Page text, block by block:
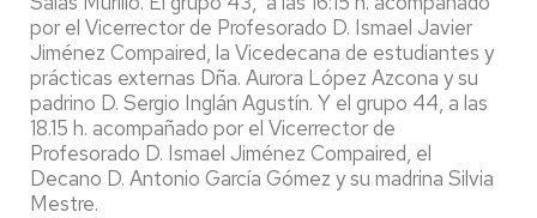
por el Vicerrector de Profesorado D. Ismael Javier
Jiménez Compaired, la Vicedecana de estudiantes y
prácticas externas Dña. Aurora López Azcona y su
padrino D. Sergio Inglán Agustín. Y el grupo 44, a las
18.15 h. acompañado por el Vicerrector de
Profesorado D. Ismael Jiménez Compaired, el
Decano D. Antonio García Gómez y su madrina Silvia
Mestre.